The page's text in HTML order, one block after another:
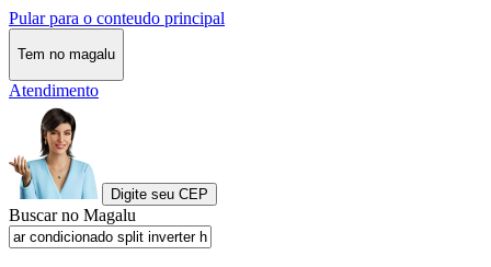
Pular para o conteudo principal
Tem no magalu
Atendimento
Digite seu CEP
Buscar no Magalu